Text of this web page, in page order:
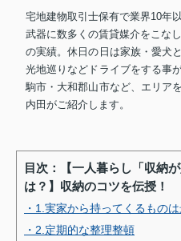
宅地建物取引士保有で業界10年
武器に数多くの賃貸媒介をこな
の実績。休日の日は家族・愛犬
光地巡りなどドライブをする事
駒市・大和郡山市など、エリア
内田がご紹介します。
目次：【一人暮らし「収納
は？】収納のコツを伝授！
・1.実家から持ってくるもの
・2.定期的な整理整頓